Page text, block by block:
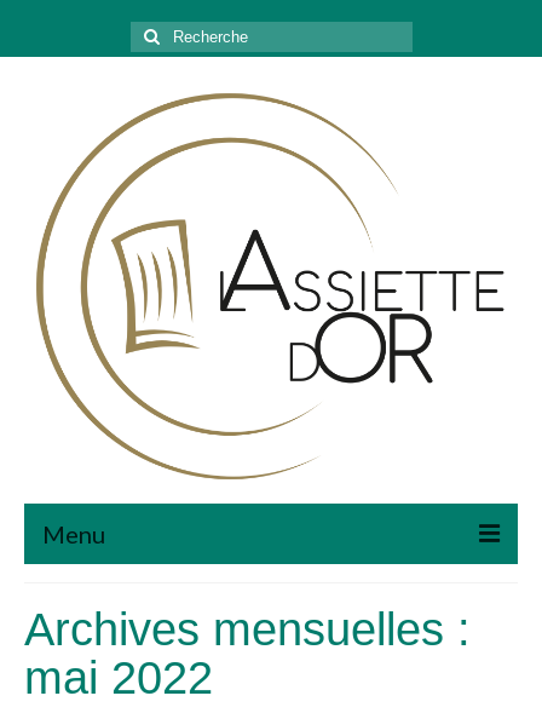
Rechercher
:
Menu
Inscription
Galerie
Archives mensuelles :
mai 2022